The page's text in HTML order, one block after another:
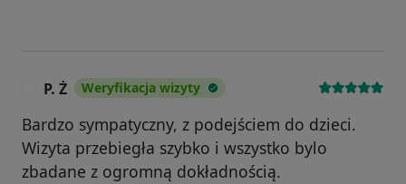
P. Ż Weryfikacja wizyty
Bardzo sympatyczny, z podejściem do dzieci.
Wizyta przebiegła szybko i wszystko bylo
zbadane z ogromną dokładnością.